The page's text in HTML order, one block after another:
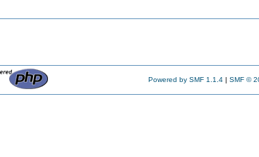
Powered by SMF 1.1.4 | SMF ©